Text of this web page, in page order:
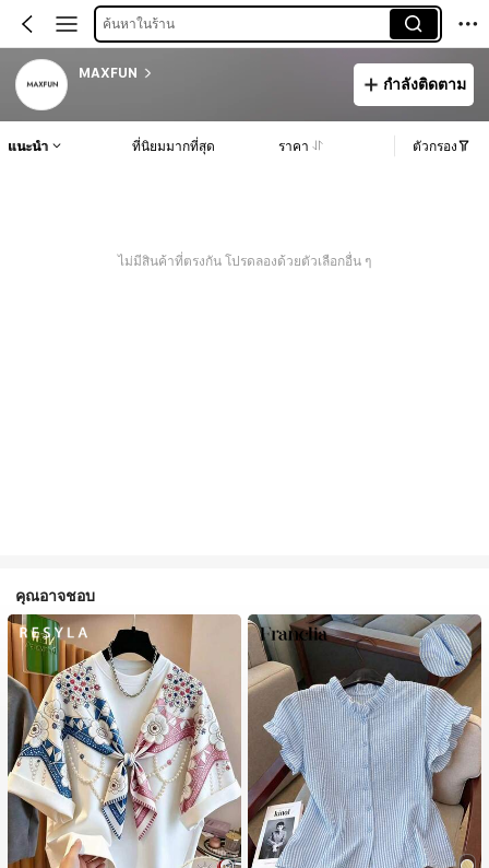
ค้นหาในร้าน
MAXFUN
กำลังติดตาม
แนะนำ ที่นิยมมากที่สุด ราคา ตัวกรอง
ไม่มีสินค้าที่ตรงกัน โปรดลองด้วยตัวเลือกอื่น ๆ
คุณอาจชอบ